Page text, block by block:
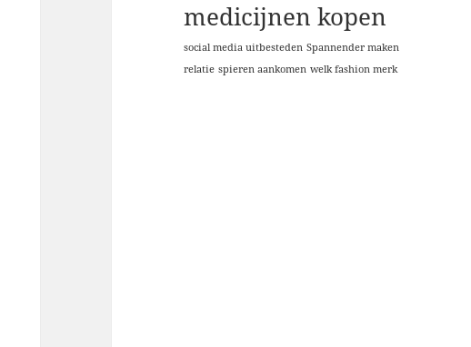
medicijnen kopen
social media uitbesteden Spannender maken
relatie spieren aankomen welk fashion merk